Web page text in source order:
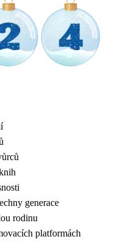
generace
rodinu
platformách